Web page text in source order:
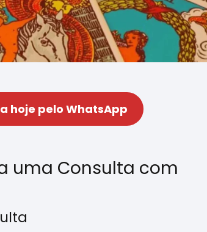
hoje pelo WhatsApp
uma Consulta com